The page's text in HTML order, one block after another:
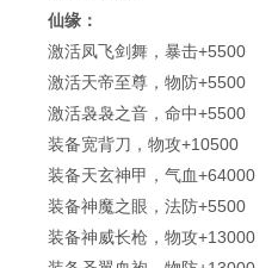
仙缘：
激活凤飞剑舞，暴击+5500
激活天帝至尊，物防+5500
激活袅袅之音，命中+5500
装备宽背刀，物攻+10500
装备天玄神甲，气血+64000
装备神魔之眼，法防+5500
装备神威长枪，物攻+13000